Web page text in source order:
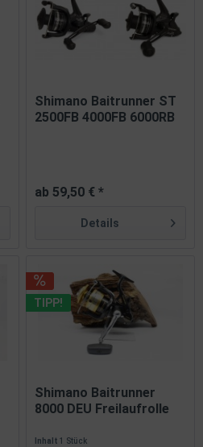
Shimano Baitrunner ST
2500FB 4000FB 6000RB
ab 59,50 € *
Details
TIPP!
Shimano Baitrunner
8000 DEU Freilaufrolle
Inhalt1 Stück